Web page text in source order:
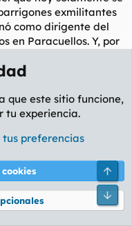
exmilitantes
como dirigente del
en Paracuellos. Y, por
historia muerta
Y luego existe
la fría noche madrileña
que os inspira.
fue vencida.
que este sitio funcione,
tu experiencia.
preferencias
Pie